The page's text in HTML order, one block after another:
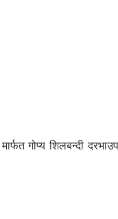
गोप्य शिलबन्दी